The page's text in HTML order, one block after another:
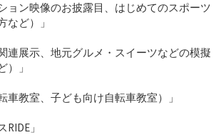
ン映像のお披露目、はじめてのスポーツ
ど）」
展示、地元グルメ・スイーツなどの模擬
」
教室、子ども向け自転車教室）」
」